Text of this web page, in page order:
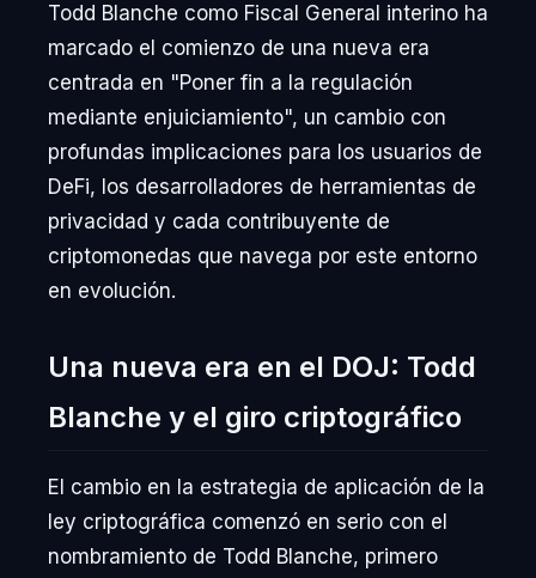
Todd Blanche como Fiscal General interino ha
marcado el comienzo de una nueva era
centrada en "Poner fin a la regulación
mediante enjuiciamiento", un cambio con
profundas implicaciones para los usuarios de
DeFi, los desarrolladores de herramientas de
privacidad y cada contribuyente de
criptomonedas que navega por este entorno
en evolución.
Una nueva era en el DOJ: Todd
Blanche y el giro criptográfico
El cambio en la estrategia de aplicación de la
ley criptográfica comenzó en serio con el
nombramiento de Todd Blanche, primero